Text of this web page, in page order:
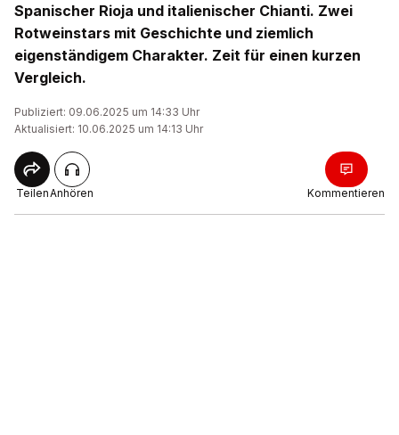
Spanischer Rioja und italienischer Chianti. Zwei
Rotweinstars mit Geschichte und ziemlich
eigenständigem Charakter. Zeit für einen kurzen
Vergleich.
Publiziert: 09.06.2025 um 14:33 Uhr
Aktualisiert: 10.06.2025 um 14:13 Uhr
TeilenAnhören Kommentieren